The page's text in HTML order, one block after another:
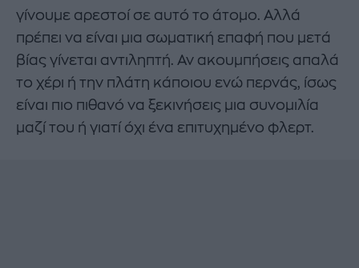
γίνουμε αρεστοί σε αυτό το άτομο. Αλλά
πρέπει να είναι μια σωματική επαφή που μετά
βίας γίνεται αντιληπτή. Αν ακουμπήσεις απαλά
το χέρι ή την πλάτη κάποιου ενώ περνάς, ίσως
είναι πιο πιθανό να ξεκινήσεις μια συνομιλία
μαζί του ή γιατί όχι ένα επιτυχημένο φλερτ.